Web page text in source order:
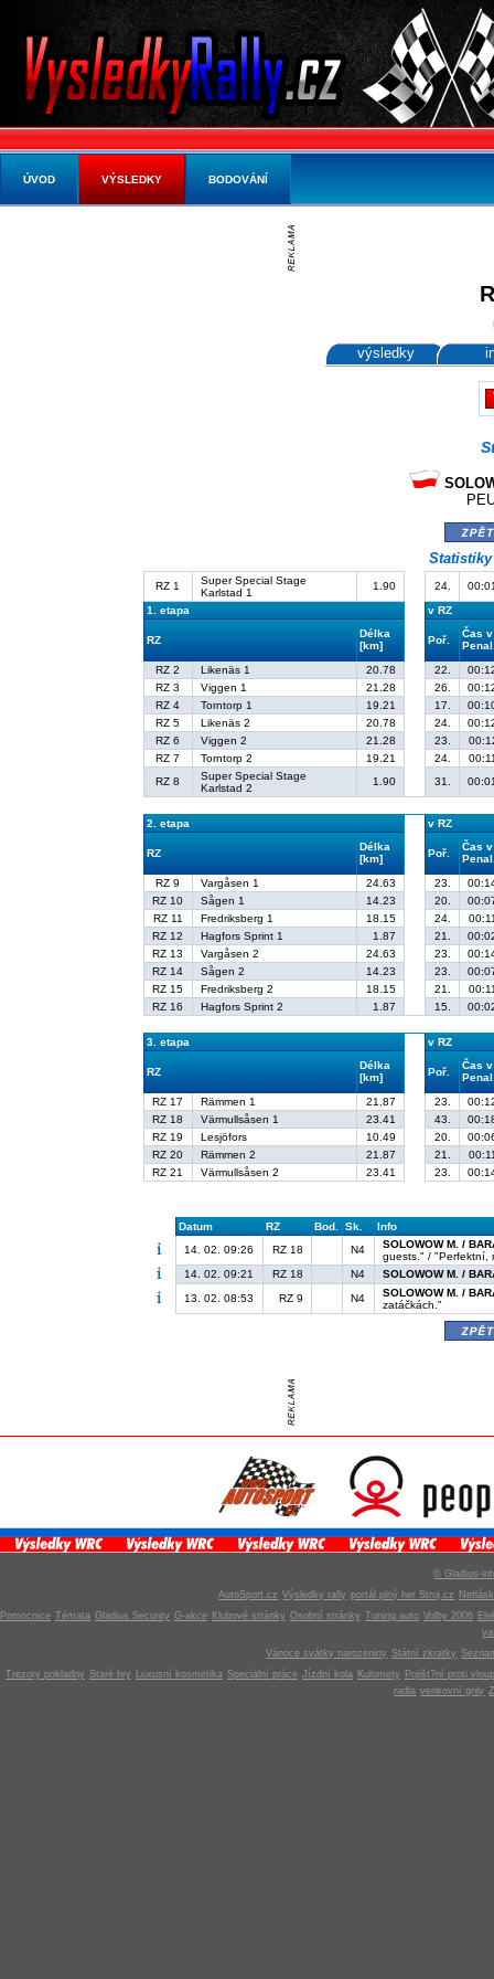
výsledky
RZ 1
Super Special Stage
Karlstad 1
1.90 24.
1. etapa
v RZ
RZ
Délka
[km]
Poř.
Čas v
RZ 2
Likenäs 1 20.78 22.
RZ 3
Viggen 1 21.28 26.
RZ 4
Torntorp 1 19.21 17.
RZ 5
Likenäs 2 20.78 24.
RZ 6
Viggen 2 21.28 23.
RZ 7
Torntorp 2 19.21 24.
RZ 8
Super Special Stage
Karlstad 2
1.90 31.
2. etapa v RZ
RZ
Délka
[km]
Poř.
Čas v
RZ 9
Vargåsen 1 24.63 23.
RZ 10
Sågen 1 14.23 20.
RZ 11
Fredriksberg 1 18.15 24.
RZ 12
Hagfors Sprint 1 1.87 21.
RZ 13
Vargåsen 2 24.63 23.
RZ 14
Sågen 2 14.23 23.
RZ 15
Fredriksberg 2 18.15 21.
RZ 16
Hagfors Sprint 2 1.87 15.
3. etapa v RZ
RZ
Délka
[km]
Poř.
Čas v
RZ 17
Rämmen 1 21.87 23.
RZ 18
Värmullsåsen 1 23.41 43.
RZ 19
Lesjöfors 10.49 20.
RZ 20
Rämmen 2 21.87 21.
RZ 21
Värmullsåsen 2 23.41 23.
Datum RZ Bod. Sk.
Info
14. 02. 09:26
RZ 18 N4
SOLOWOW M. /
guests." / "Perfektní,
14. 02. 09:21
RZ 18 N4
SOLOWOW M. /
13. 02. 08:53
RZ 9 N4
SOLOWOW M. /
zatáčkách."
© Gladius-
AutoSport.cz Výsledky rally portál plný her Stroj.cz
Pomocnice Témata Gladius Security G-akce Klubové stránky Osobní stránky Tuning auto Volby 2006
Vánoce svátky narozeniny Státní zkratky
Trezory pokladny Staré hry Luxusní kosmetika Speciální práce Jízdní kola Kulomety
Pojišt?ní proti
radla venkovní grily
ÚVOD VÝSLEDKY BODOVÁNÍ